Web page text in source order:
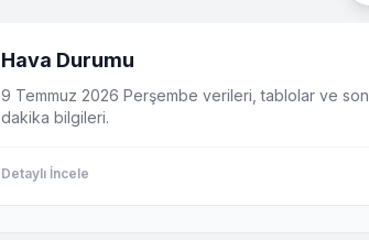
Hava Durumu
9 Temmuz 2026 Perşembe verileri, tablolar ve son
dakika bilgileri.
Detaylı İncele